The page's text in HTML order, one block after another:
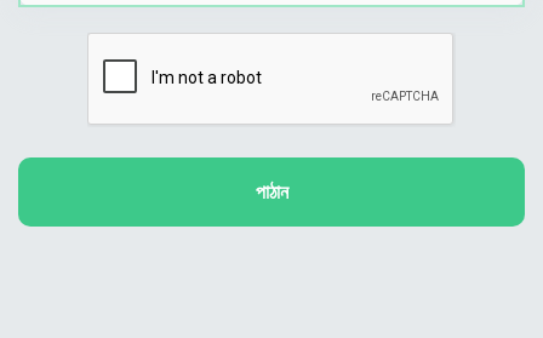
পাঠান